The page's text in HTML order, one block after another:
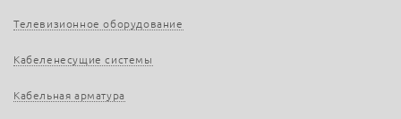
Телевизионное оборудование
Кабеленесущие системы
Кабельная арматура